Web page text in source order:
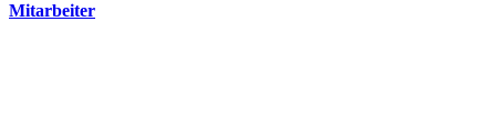
Mitarbeiter